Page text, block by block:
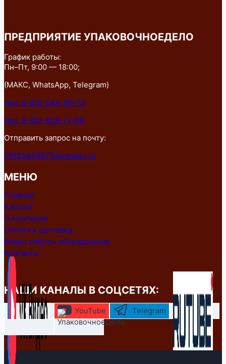
ПРЕДПРИЯТИЕ УПАКОВОЧНОЕДЕЛО
График работы:
Пн–Пт, 9:00 — 18:00;
(МАКС, WhatsApp, Telegram)
тел: 8-918-544-99-75
тел: 8-951-839-71-89
Отправить запрос на почту:
79185449975@yandex.ru
МЕНЮ
Главная
Каталог
О компании
Оплата и доставка
Видео работы оборудования
Контакты
НАШИ КАНАЛЫ В СОЦСЕТЯХ:
YouTube Telegram